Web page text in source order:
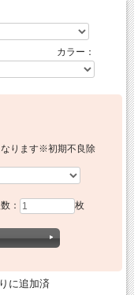
カラー：
なります※初期不良除
： 枚
に追加済